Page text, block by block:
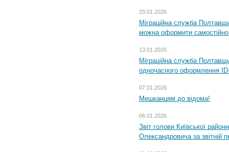
29.01.2026
Міграційна служба
можна оформити самостійно
13.01.2026
Міграційна служба
одночасного оформлення
07.01.2026
Мешканцям до відома!
06.01.2026
Звіт голови Київської
Олександровича за звітній